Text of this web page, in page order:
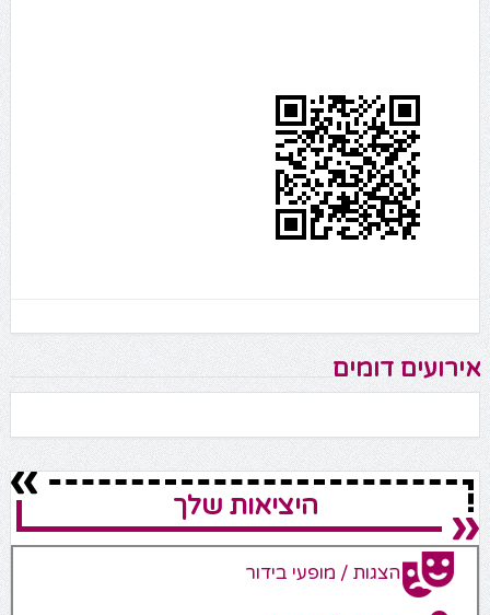
אירועים דומים
היציאות שלך
הצגות / מופעי בידור